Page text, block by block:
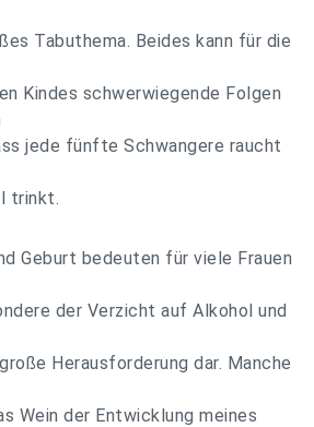
Tabuthema. Beides kann für die
Kindes schwerwiegende Folgen
jede fünfte Schwangere raucht
trinkt.
Geburt bedeuten für viele Frauen
der Verzicht auf Alkohol und
Herausforderung dar. Manche
Wein der Entwicklung meines